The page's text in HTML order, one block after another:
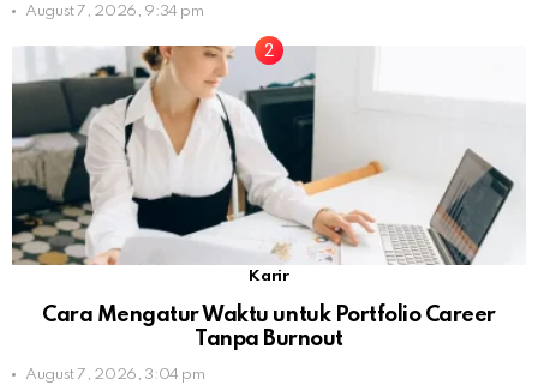
August 7, 2026, 9:34 pm
Karir
Cara Mengatur Waktu untuk Portfolio Career
Tanpa Burnout
August 7, 2026, 3:04 pm